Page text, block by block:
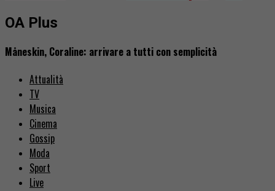
OA Plus
Måneskin, Coraline: arrivare a tutti con semplicità
Attualità
TV
Musica
Cinema
Gossip
Moda
Sport
Live